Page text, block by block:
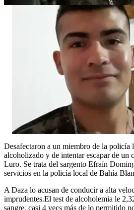
Desafectaron a un miembro de la policía
alcoholizado y de intentar escapar de un
Luro. Se trata del sargento Efraín
servicios en la policía local de Bahía
A Daza lo acusan de conducir a alta
imprudentes.El test de alcoholemia le
sangre, casi 4 vecs más de lo permitido